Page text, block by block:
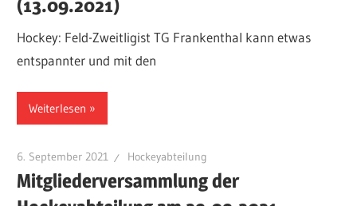
(13.09.2021)
Hockey: Feld-Zweitligist TG Frankenthal kann etwas
entspannter und mit den
Weiterlesen
6. September 2021 Hockeyabteilung
Mitgliederversammlung der